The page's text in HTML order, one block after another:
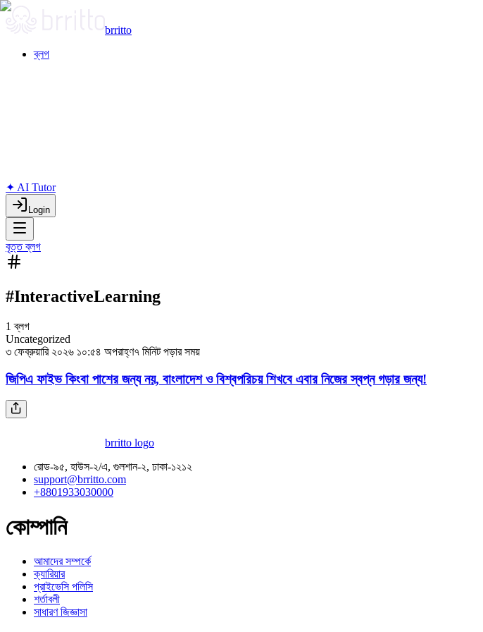
brritto
ব্লগ
✦ AI Tutor
Login
বৃত্ত ব্লগ
#InteractiveLearning
1 ব্লগ
Uncategorized
৩ ফেব্রুয়ারি ২০২৬ ১০:৫৪ অপরাহ্ণ৭ মিনিট পড়ার সময়
জিপিএ ফাইভ কিংবা পাশের জন্য নয়, বাংলাদেশ ও বিশ্বপরিচয় শিখবে এবার নিজের স্বপ্ন গড়ার জন্য!
brritto logo
রোড-৯৫, হাউস-২/এ, গুলশান-২, ঢাকা-১২১২
support@brritto.com
+8801933030000
কোম্পানি
আমাদের সম্পর্কে
ক্যারিয়ার
প্রাইভেসি পলিসি
শর্তাবলী
সাধারণ জিজ্ঞাসা